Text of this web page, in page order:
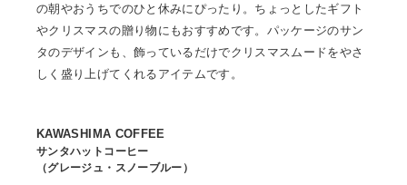
の朝やおうちでのひと休みにぴったり。ちょっとしたギフト
やクリスマスの贈り物にもおすすめです。パッケージのサン
タのデザインも、飾っているだけでクリスマスムードをやさ
しく盛り上げてくれるアイテムです。
KAWASHIMA COFFEE
サンタハットコーヒー
（グレージュ・スノーブルー）